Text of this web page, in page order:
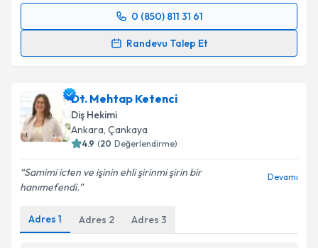
0 (850) 811 31 61
Randevu Talep Et
Randevu Takvimi Talebi
takvim hazırlandığında e-posta ile bilgilendireceğiz.
E-posta Adresiniz
kapsamda işlenmesini kabul ediyorum.
Dt. Mehtap Ketenci
Diş Hekimi
Ankara, Çankaya
4.9 (20 Değerlendirme)
Samimi icten ve işinin ehli şirinmi şirin bir
hanımefendi.
Devamı
Adres 1 Adres 2 Adres 3